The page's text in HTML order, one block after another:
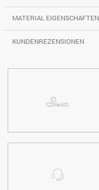
MATERIAL EIGENSCHAFTEN
KUNDENREZENSIONEN